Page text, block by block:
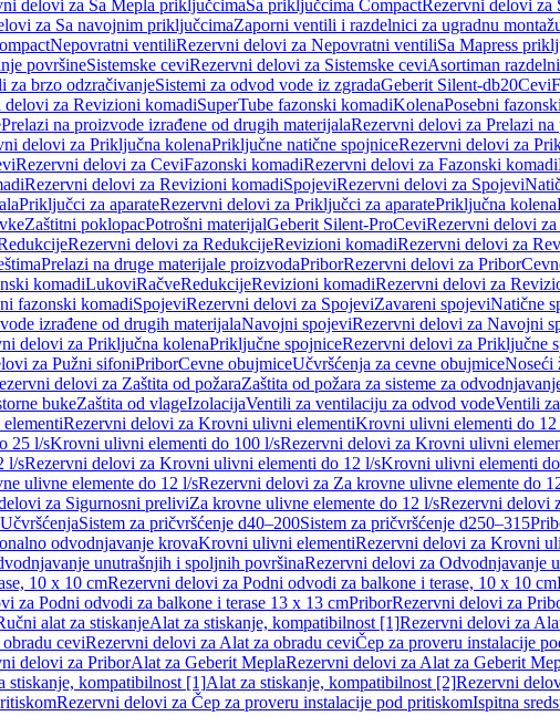
delovi za Sa Mepla priključcimaSa priključcima CompactRezervni delovi za
za Sa navojnim priključcimaZaporni ventili i razdelnici za ugradnu
Nepovratni ventiliRezervni delovi za Nepovratni ventiliSa Mapress
površineSistemske ceviRezervni delovi za Sistemske ceviAsortiman
za brzo odzračivanjeSistemi za odvod vode iz zgradaGeberit Silent-db20Cevi
delovi za Revizioni komadiSuperTube fazonski komadiKolenaPosebni
Prelazi na proizvode izrađene od drugih materijalaRezervni delovi za Prelazi
delovi za Priključna kolenaPriključne natične spojniceRezervni delovi za
Rezervni delovi za CeviFazonski komadiRezervni delovi za Fazonski komadi
Rezervni delovi za Revizioni komadiSpojeviRezervni delovi za Spojevi
Priključci za aparateRezervni delovi za Priključci za aparatePriključna kolena
Zaštitni poklopacPotrošni materijalGeberit Silent-ProCeviRezervni delovi
Rezervni delovi za RedukcijeRevizioni komadiRezervni delovi za
Prelazi na druge materijale proizvodaPriborRezervni delovi za Pribor
komadiLukoviRačveRedukcijeRevizioni komadiRezervni delovi za
fazonski komadiSpojeviRezervni delovi za SpojeviZavareni spojeviNatične
izrađene od drugih materijalaNavojni spojeviRezervni delovi za Navojni
delovi za Priključna kolenaPriključne spojniceRezervni delovi za Priključne
za Pužni sifoniPriborCevne obujmiceUčvršćenja za cevne obujmiceNoseći
delovi za Zaštita od požaraZaštita od požara za sisteme za
bukeZaštita od vlageIzolacijaVentili za ventilaciju za odvod vodeVentili
Rezervni delovi za Krovni ulivni elementiKrovni ulivni elementi do 12
25 l/sKrovni ulivni elementi do 100 l/sRezervni delovi za Krovni ulivni
l/sRezervni delovi za Krovni ulivni elementi do 12 l/sKrovni ulivni elementi
ulivne elemente do 12 l/sRezervni delovi za Za krovne ulivne elemente do
za Sigurnosni preliviZa krovne ulivne elemente do 12 l/sRezervni delovi
UčvršćenjaSistem za pričvršćenje d40–200Sistem za pričvršćenje d250–315
odvodnjavanje krovaKrovni ulivni elementiRezervni delovi za Krovni
unutrašnjih i spoljnih površinaRezervni delovi za Odvodnjavanje
10 x 10 cmRezervni delovi za Podni odvodi za balkone i terase, 10 x 10 cm
za Podni odvodi za balkone i terase 13 x 13 cmPriborRezervni delovi za
alat za stiskanjeAlat za stiskanje, kompatibilnost [1]Rezervni delovi za
ceviRezervni delovi za Alat za obradu ceviČep za proveru instalacije
delovi za PriborAlat za Geberit MeplaRezervni delovi za Alat za Geberit
stiskanje, kompatibilnost [1]Alat za stiskanje, kompatibilnost [2]Rezervni
Rezervni delovi za Čep za proveru instalacije pod pritiskomIspitna